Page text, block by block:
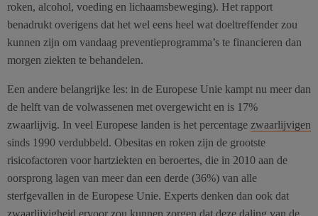
roken, alcohol, voeding en lichaamsbeweging). Het rapport
benadrukt overigens dat het wel eens heel wat doeltreffender zou
kunnen zijn om vandaag preventieprogramma’s te financieren dan
morgen ziekten te behandelen.
Een andere belangrijke les: in de Europese Unie kampt nu meer dan
de helft van de volwassenen met overgewicht en is 17%
zwaarlijvig. In veel Europese landen is het percentage zwaarlijvigen
sinds 1990 verdubbeld. Obesitas en roken zijn de grootste
risicofactoren voor hartziekten en beroertes, die in 2010 aan de
oorsprong lagen van meer dan een derde (36%) van alle
sterfgevallen in de Europese Unie. Experts denken dan ook dat